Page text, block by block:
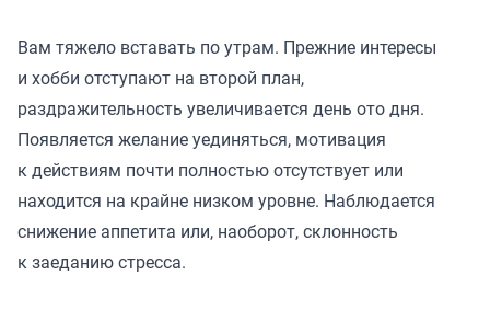
Вам тяжело вставать по утрам. Прежние интересы
и хобби отступают на второй план,
раздражительность увеличивается день ото дня.
Появляется желание уединяться, мотивация
к действиям почти полностью отсутствует или
находится на крайне низком уровне. Наблюдается
снижение аппетита или, наоборот, склонность
к заеданию стресса.